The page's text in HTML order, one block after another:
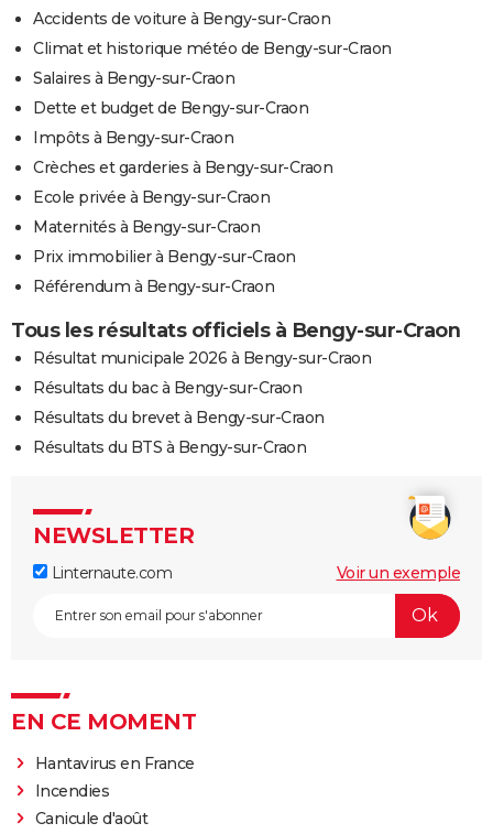
Accidents de voiture à Bengy-sur-Craon
Climat et historique météo de Bengy-sur-Craon
Salaires à Bengy-sur-Craon
Dette et budget de Bengy-sur-Craon
Impôts à Bengy-sur-Craon
Crèches et garderies à Bengy-sur-Craon
Ecole privée à Bengy-sur-Craon
Maternités à Bengy-sur-Craon
Prix immobilier à Bengy-sur-Craon
Référendum à Bengy-sur-Craon
Tous les résultats officiels à Bengy-sur-Craon
Résultat municipale 2026 à Bengy-sur-Craon
Résultats du bac à Bengy-sur-Craon
Résultats du brevet à Bengy-sur-Craon
Résultats du BTS à Bengy-sur-Craon
NEWSLETTER
Linternaute.com Voir un exemple
EN CE MOMENT
Hantavirus en France
Incendies
Canicule d'août